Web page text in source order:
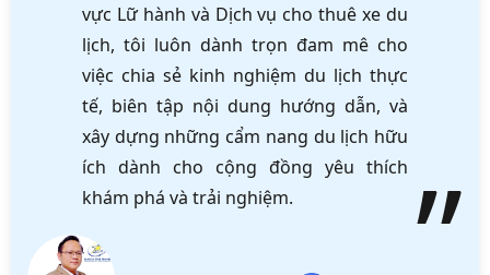
vực Lữ hành và Dịch vụ cho thuê xe du
lịch, tôi luôn dành trọn đam mê cho
việc chia sẻ kinh nghiệm du lịch thực
tế, biên tập nội dung hướng dẫn, và
xây dựng những cẩm nang du lịch hữu
ích dành cho cộng đồng yêu thích
khám phá và trải nghiệm.